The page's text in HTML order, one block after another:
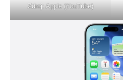
Zdroj: Apple (YouTube)